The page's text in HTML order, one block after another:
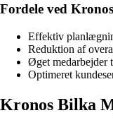
Fordele ved
Effektiv
Reduktion af
Øget medarbejder
Optimeret
Kronos Bilka